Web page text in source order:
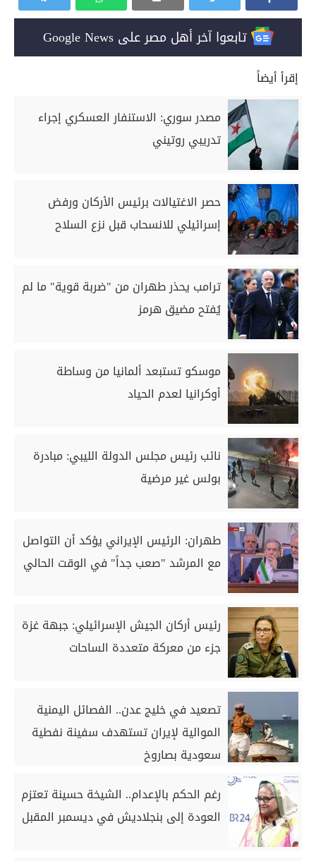
تابعوا آخر أهل مصر على Google News
إقرأ أيضاً
مصدر سوري: الاستنفار العسكري إجراء
تدريبي روتيني
حصر الاغتيالات برئيس الأركان ورفض
إسرائيلي للانسحاب قبل نزع السلاح
ترامب يحذر طهران من "ضربة قوية" ما لم
يُفتح مضيق هرمز
موسكو تستبعد ألمانيا من وساطة
أوكرانيا لعدم الحياد
نائب رئيس مجلس الدولة الليبي: مبادرة
بولس غير مرضية
طهران: الرئيس الإيراني يؤكد أن التواصل
مع المرشد "صعب جداً" في الوقت الحالي
رئيس أركان الجيش الإسرائيلي: جبهة غزة
جزء من معركة متعددة الساحات
تصعيد في خليج عدن.. الفصائل اليمنية
الموالية لإيران تستهدف سفينة نفطية
سعودية بصاروخ
رغم الحكم بالإعدام.. الشيخة حسينة تعتزم
العودة إلى بنجلاديش في ديسمبر المقبل